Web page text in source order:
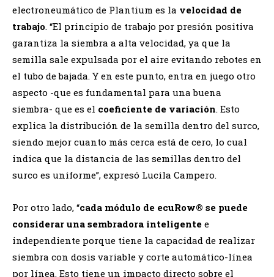
electroneumático de Plantium es la velocidad de
trabajo. “El principio de trabajo por presión positiva
garantiza la siembra a alta velocidad, ya que la
semilla sale expulsada por el aire evitando rebotes en
el tubo de bajada. Y en este punto, entra en juego otro
aspecto -que es fundamental para una buena
siembra- que es el coeficiente de variación. Esto
explica la distribución de la semilla dentro del surco,
siendo mejor cuanto más cerca está de cero, lo cual
indica que la distancia de las semillas dentro del
surco es uniforme”, expresó Lucila Campero.
Por otro lado, “cada módulo de ecuRow® se puede
considerar una sembradora inteligente e
independiente porque tiene la capacidad de realizar
siembra con dosis variable y corte automático-línea
por línea. Esto tiene un impacto directo sobre el